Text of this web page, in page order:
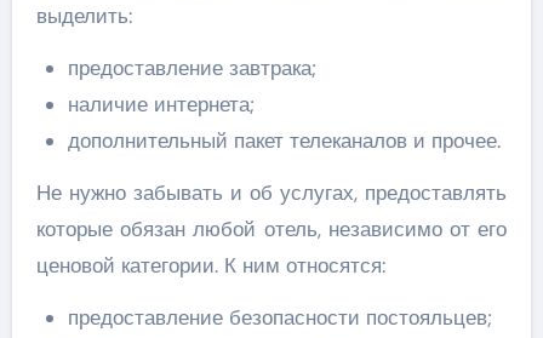
выделить:
предоставление завтрака;
наличие интернета;
дополнительный пакет телеканалов и прочее.
Не нужно забывать и об услугах, предоставлять
которые обязан любой отель, независимо от его
ценовой категории. К ним относятся:
предоставление безопасности постояльцев;